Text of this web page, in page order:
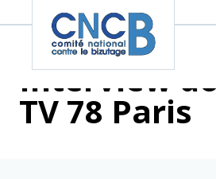
Interview
TV 78 Paris